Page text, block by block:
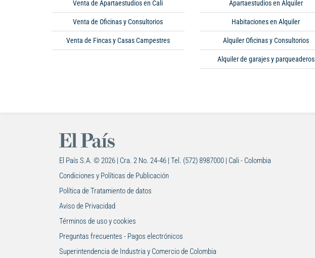
Venta de Apartaestudios en Cali
Venta de Oficinas y Consultorios
Venta de Fincas y Casas Campestres
Apartaestudios en Alquiler
Habitaciones en Alquiler
Alquiler Oficinas y Consultorios
Alquiler de garajes y parqueaderos
El País S.A. © 2026 | Cra. 2 No. 24-46 | Tel. (572) 8987000 | Cali - Colombia
Condiciones y Políticas de Publicación
Política de Tratamiento de datos
Aviso de Privacidad
Términos de uso y cookies
Preguntas frecuentes - Pagos electrónicos
Superintendencia de Industria y Comercio de Colombia